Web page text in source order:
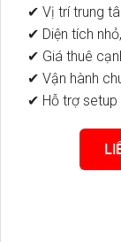
✔ Vị trí trung
✔ Diện tích
✔ Giá thuê
✔ Vận hành
✔ Hỗ trợ